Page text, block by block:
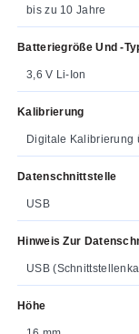
bis zu 10 Jahre
Batteriegröße Und -
3,6 V Li-Ion
Kalibrierung
Digitale Kalibrierung
Datenschnittstelle
USB
Hinweis Zur
USB
Höhe